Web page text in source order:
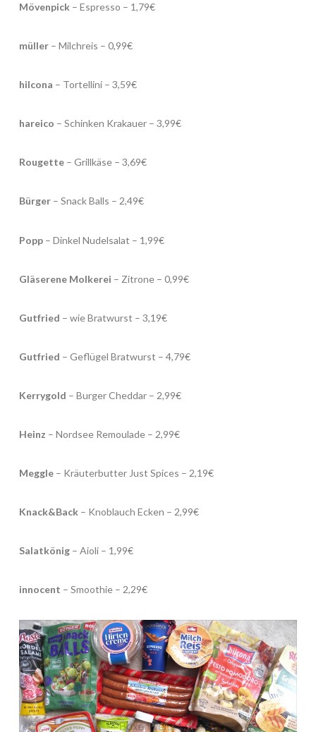
Mövenpick– Espresso – 1,79€
müller– Milchreis – 0,99€
hilcona – Tortellini – 3,59€
hareico – Schinken Krakauer – 3,99€
Rougette– Grillkäse – 3,69€
Bürger– Snack Balls – 2,49€
Popp– Dinkel Nudelsalat – 1,99€
Gläserene Molkerei – Zitrone – 0,99€
Gutfried – wie Bratwurst – 3,19€
Gutfried – Geflügel Bratwurst – 4,79€
Kerrygold – Burger Cheddar – 2,99€
Heinz – Nordsee Remoulade – 2,99€
Meggle– Kräuterbutter Just Spices – 2,19€
Knack&Back– Knoblauch Ecken – 2,99€
Salatkönig– Aioli – 1,99€
innocent – Smoothie – 2,29€